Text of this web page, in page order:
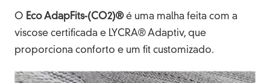
O Eco AdapFits-(CO2)®é uma malha feita com a
viscose certificada e LYCRA® Adaptiv, que
proporciona conforto e um fit customizado.